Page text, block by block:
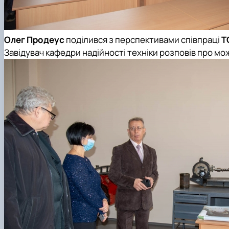
Олег Продеус поділився з перспективами співпраці
Завідувач кафедри надійності техніки розповів про